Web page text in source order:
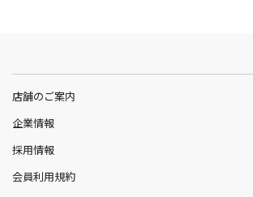
店舗のご案内
企業情報
採用情報
会員利用規約